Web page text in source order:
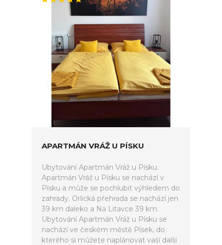
APARTMÁN VRÁŽ U PÍSKU
Ubytování Apartmán Vráž u Písku.
Apartmán Vráž u Písku se nachází v
Písku a může se pochlubit výhledem do
zahrady. Orlická přehrada se nachází jen
39 km daleko a Na Litavce 39 km.
Ubytování Apartmán Vráž u Písku se
nachází ve českém městě Písek, do
kterého si můžete naplánovat vaší další